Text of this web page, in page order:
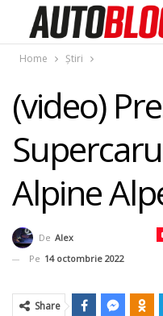
Home Știri
(video)
Alpine
De Alex
Pe 14 octombrie 2022
Share